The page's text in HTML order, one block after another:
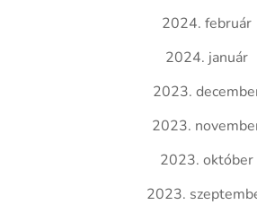
2024. február
2024. január
2023.
2023.
2023. október
2023.